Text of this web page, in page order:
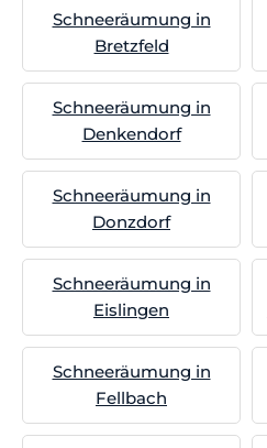
Schneeräumung in
Bretzfeld
Schneeräumung in
Denkendorf
Schneeräumung in
Donzdorf
Schneeräumung in
Eislingen
Schneeräumung in
Fellbach